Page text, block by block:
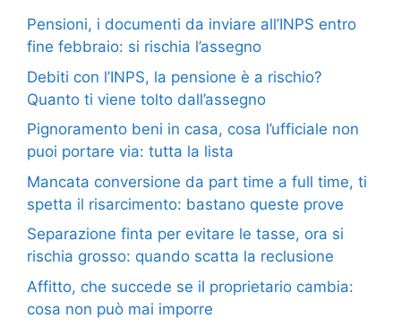
Pensioni, i documenti da inviare all’INPS entro
fine febbraio: si rischia l’assegno
Debiti con l’INPS, la pensione è a rischio?
Quanto ti viene tolto dall’assegno
Pignoramento beni in casa, cosa l’ufficiale non
puoi portare via: tutta la lista
Mancata conversione da part time a full time, ti
spetta il risarcimento: bastano queste prove
Separazione finta per evitare le tasse, ora si
rischia grosso: quando scatta la reclusione
Affitto, che succede se il proprietario cambia:
cosa non può mai imporre